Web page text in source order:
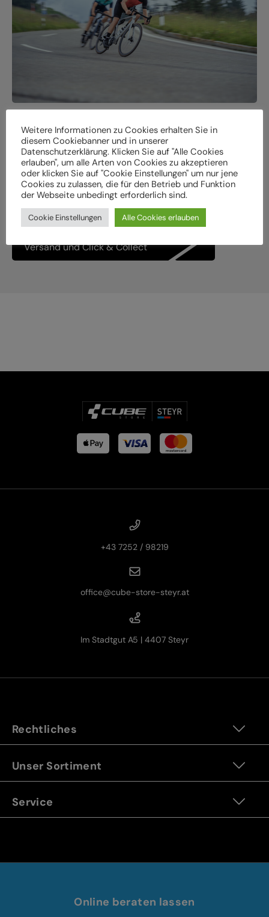
Online Bike finden.
Bei uns im Store abholen.
In unserem cube-store findest du auf 2 Stockwerken
garantiert das perfekte Bike!
Versand und Click & Collect
+43 7252 / 98219
office@cube-store-steyr.at
Im Stadtgut A5 | 4407 Steyr
Rechtliches
Unser Sortiment
Service
Online beraten lassen
Weitere Informationen zu Cookies erhalten Sie in
diesem Cookiebanner und in unserer
Datenschutzerklärung. Klicken Sie auf "Alle Cookies
erlauben", um alle Arten von Cookies zu akzeptieren
oder klicken Sie auf "Cookie Einstellungen" um nur jene
Cookies zu zulassen, die für den Betrieb und Funktion
der Webseite unbedingt erforderlich sind.
Cookie Einstellungen Alle Cookies erlauben